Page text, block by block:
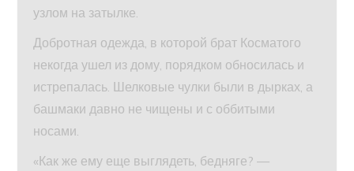
узлом на затылке.
Добротная одежда, в которой брат Косматого
некогда ушел из дому, порядком обносилась и
истрепалась. Шелковые чулки были в дырках, а
башмаки давно не чищены и с оббитыми
носами.
«Как же ему еще выглядеть, бедняге? —